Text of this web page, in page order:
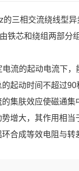
的三相交流绕线型
芯和绕组两部分
的起动电流下，
起动时间不超过90
肤效应使磁通集
增大，其作用相
成等效电阻与转